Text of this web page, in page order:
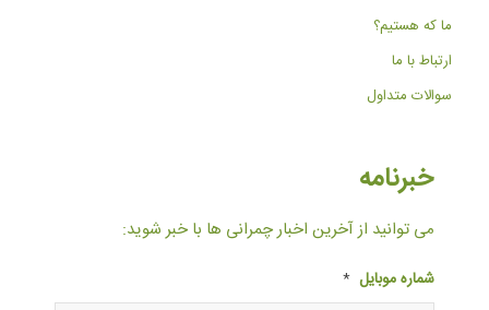
ما که هستیم؟
ارتباط با ما
سوالات متداول
خبرنامه
می توانید از آخرین اخبار چمرانی ها با خبر شوید:
شماره موبایل *